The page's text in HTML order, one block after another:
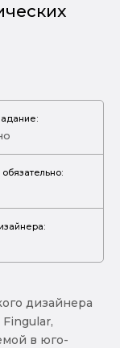
дизайнера
в юго-